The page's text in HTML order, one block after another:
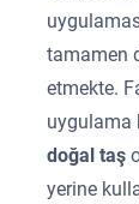
tamamen
etmekte.
uygulama
doğal taş
yerine